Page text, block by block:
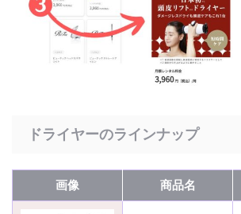
ドライヤーのラインナップ
画像 商品名